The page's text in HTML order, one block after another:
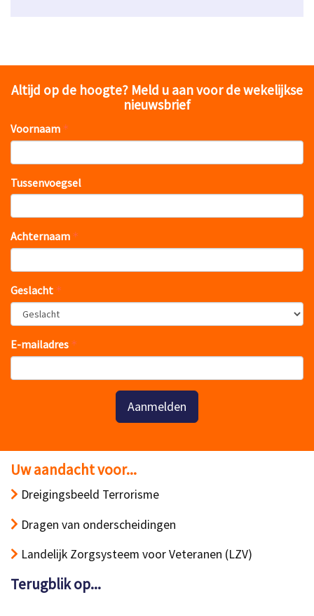
Altijd op de hoogte? Meld u aan voor de wekelijkse
nieuwsbrief
Voornaam
Tussenvoegsel
Achternaam
Geslacht
E-mailadres
Aanmelden
Uw aandacht voor...
Dreigingsbeeld Terrorisme
Dragen van onderscheidingen
Landelijk Zorgsysteem voor Veteranen (LZV)
Terugblik op...